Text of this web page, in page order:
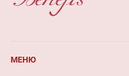
МЕНЮ